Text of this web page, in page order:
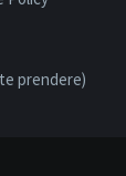
prendere)